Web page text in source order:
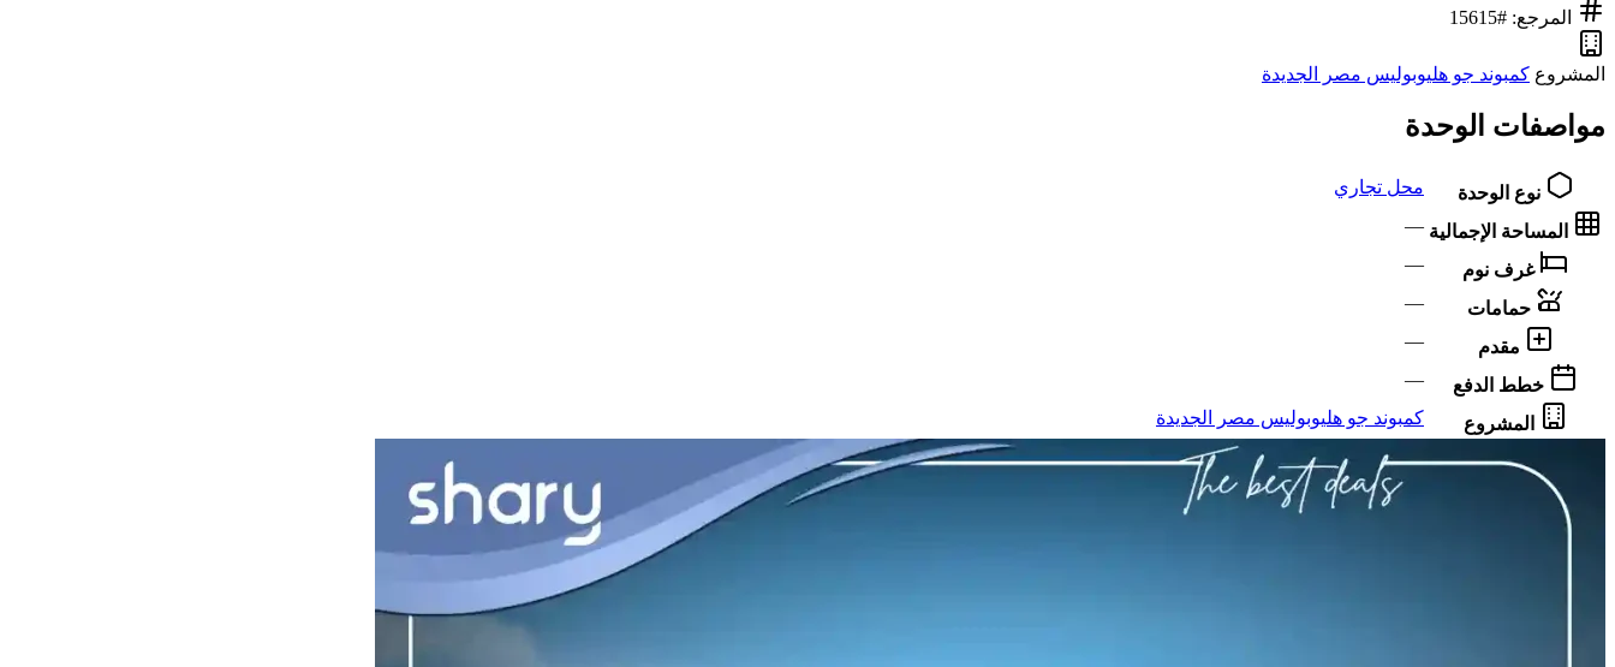
المرجع: #15615
المشروع كمبوند جو هليوبوليس مصر الجديدة
مواصفات الوحدة
نوع الوحدة محل تجاري
المساحة الإجمالية —
غرف نوم —
حمامات —
مقدم —
خطط الدفع —
المشروع كمبوند جو هليوبوليس مصر الجديدة